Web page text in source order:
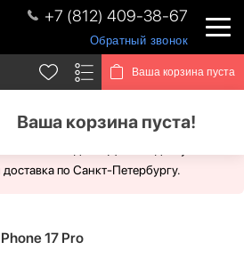
+7 (812) 409-38-67
Обратный звонок
Ваша корзина пуста
Ваша корзина пуста!
без выходных. Для Вас доступен
по Санкт-Петербургу.
17 Pro